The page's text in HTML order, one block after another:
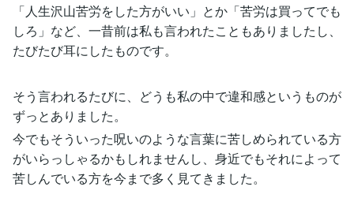
「人生沢山苦労をした方がいい」とか「苦労は買ってでも
しろ」など、一昔前は私も言われたこともありましたし、
たびたび耳にしたものです。
そう言われるたびに、どうも私の中で違和感というものが
ずっとありました。
今でもそういった呪いのような言葉に苦しめられている方
がいらっしゃるかもしれませんし、身近でもそれによって
苦しんでいる方を今まで多く見てきました。